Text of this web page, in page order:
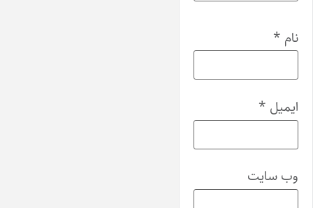
نام *
ایمیل *
وب‌ سایت